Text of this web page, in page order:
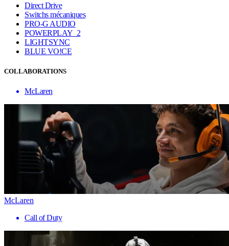
Direct Drive
Switchs mécaniques
PRO-G AUDIO
POWERPLAY 2
LIGHTSYNC
BLUE VO!CE
COLLABORATIONS
McLaren
McLaren
Call of Duty